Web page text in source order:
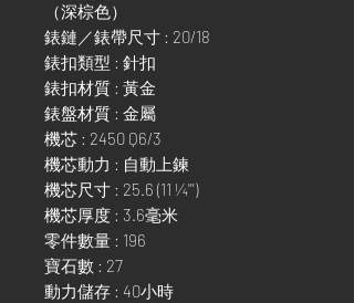
（深棕色）
錶鏈／錶帶尺寸 : 20/18
錶扣類型 : 針扣
錶扣材質 : 黃金
錶盤材質 : 金屬
機芯 : 2450 Q6/3
機芯動力 : 自動上鍊
機芯尺寸 : 25.6 (11 ¼''')
機芯厚度 : 3.6毫米
零件數量 : 196
寶石數 : 27
動力儲存 : 40小時